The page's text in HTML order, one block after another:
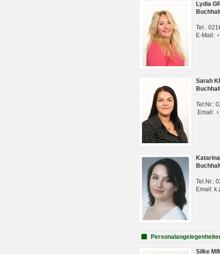
Lydia
Tel.:
E-Mail:
Sarah
Tel:Nr.:
Email:
Tel.Nr.:
Email:
Silke